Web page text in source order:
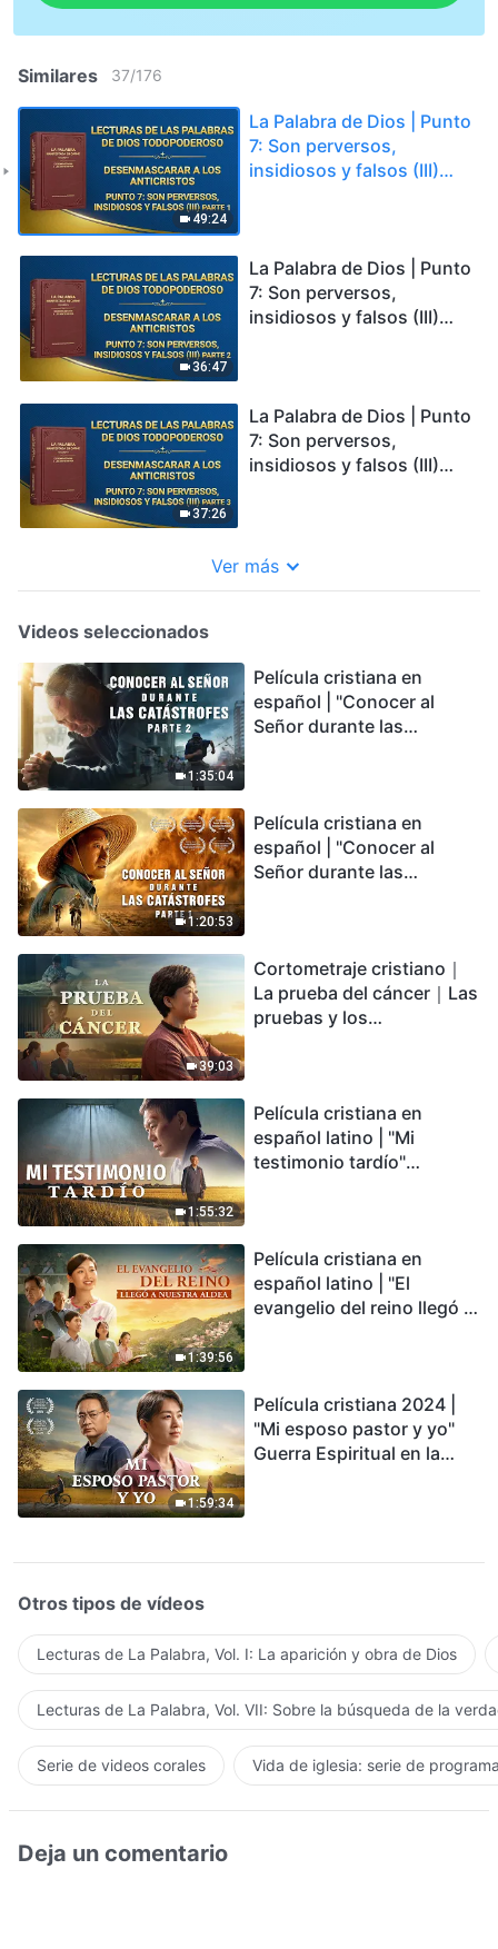
Similares 37/176
49:24
La Palabra de Dios | Punto
7: Son perversos,
insidiosos y falsos (III)
36:47
La Palabra de Dios | Punto
7: Son perversos,
insidiosos y falsos (III)
37:26
La Palabra de Dios | Punto
7: Son perversos,
insidiosos y falsos (III)
Ver más
Videos seleccionados
1:35:04
Película cristiana en
español | "Conocer al
Señor durante las
podemos sobrevivir?
1:20:53
Película cristiana en
español | "Conocer al
Señor durante las
encontrarás refugio?
39:03
Cortometraje cristiano｜
La prueba del cáncer｜Las
pruebas y los
1:55:32
Película cristiana en
español latino | "Mi
testimonio tardío"
conmovedor
1:39:56
Película cristiana en
español latino | "El
evangelio del reino llegó a
1:59:34
Película cristiana 2024 |
"Mi esposo pastor y yo"
Guerra Espiritual en la
Otros tipos de vídeos
Lecturas de La Palabra, Vol. I: La aparición y obra de Dios
Lecturas de La Palabra, Vol. VII: Sobre la búsqueda de la
Serie de videos corales Vida de iglesia: serie de
Deja un comentario